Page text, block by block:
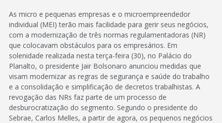
As micro e pequenas empresas e o microempreendedor
individual (MEI) terão mais facilidade para gerir seus negócios,
com a modernização de três normas regulamentadoras (NR)
que colocavam obstáculos para os empresários. Em
solenidade realizada nesta terça-feira (30), no Palácio do
Planalto, o presidente Jair Bolsonaro anunciou medidas que
visam modernizar as regras de segurança e saúde do trabalho
e a consolidação e simplificação de decretos trabalhistas. A
revogação das NRs faz parte de um processo de
desburocratização do segmento. Segundo o presidente do
Sebrae, Carlos Melles, a partir de agora, os pequenos negócios